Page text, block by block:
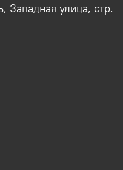
Западная улица, стр.